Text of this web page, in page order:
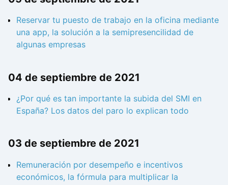
Reservar tu puesto de trabajo en la oficina mediante
una app, la solución a la semipresencilidad de
algunas empresas
04 de septiembre de 2021
¿Por qué es tan importante la subida del SMI en
España? Los datos del paro lo explican todo
03 de septiembre de 2021
Remuneración por desempeño e incentivos
económicos, la fórmula para multiplicar la